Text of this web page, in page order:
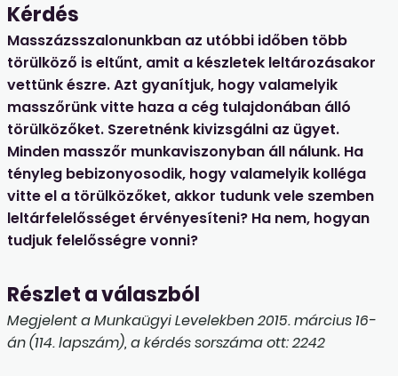
Kérdés
Masszázsszalonunkban az utóbbi időben több
törülköző is eltűnt, amit a készletek leltározásakor
vettünk észre. Azt gyanítjuk, hogy valamelyik
masszőrünk vitte haza a cég tulajdonában álló
törülközőket. Szeretnénk kivizsgálni az ügyet.
Minden masszőr munkaviszonyban áll nálunk. Ha
tényleg bebizonyosodik, hogy valamelyik kolléga
vitte el a törülközőket, akkor tudunk vele szemben
leltárfelelősséget érvényesíteni? Ha nem, hogyan
tudjuk felelősségre vonni?
Részlet a válaszból
Megjelent a Munkaügyi Levelekben 2015. március 16-
án (114. lapszám), a kérdés sorszáma ott: 2242